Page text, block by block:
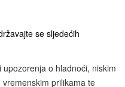
se sljedećih
o hladnoći, niskim
prilikama te